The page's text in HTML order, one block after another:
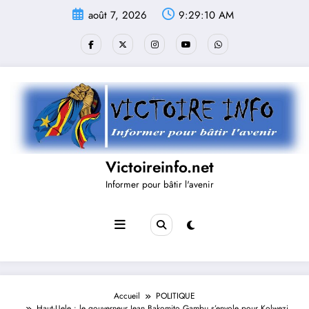
août 7, 2026 9:29:10 AM
Victoireinfo.net
Informer pour bâtir l'avenir
Accueil
POLITIQUE